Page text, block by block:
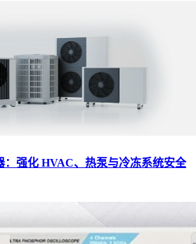
：强化 HVAC、热泵与冷冻系统安全